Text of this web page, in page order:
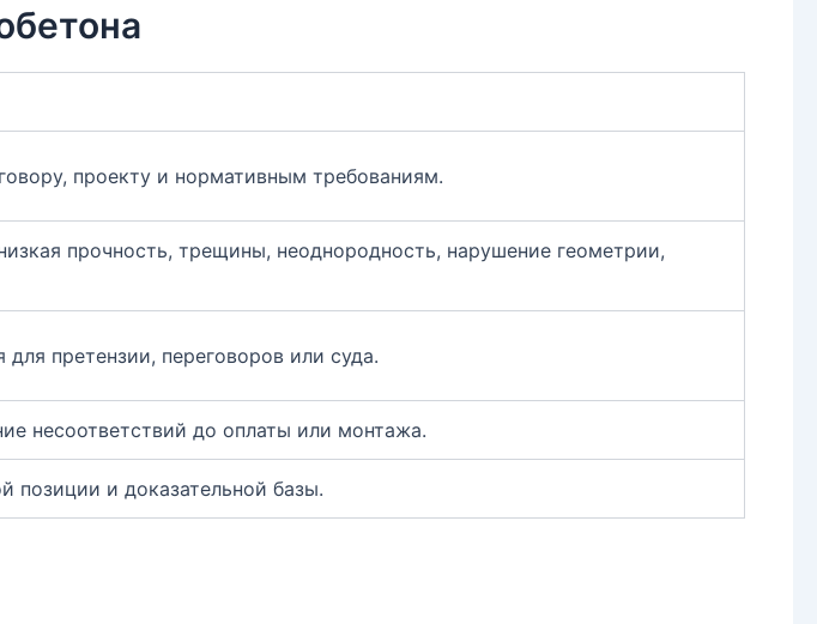
проекту и нормативным требованиям.
прочность, трещины, неоднородность, нарушение геометрии,
претензии, переговоров или суда.
несоответствий до оплаты или монтажа.
позиции и доказательной базы.